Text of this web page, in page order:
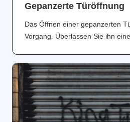
Gepanzerte Türöffnung
Das Öffnen einer gepanzerten
Vorgang. Überlassen Sie ihn